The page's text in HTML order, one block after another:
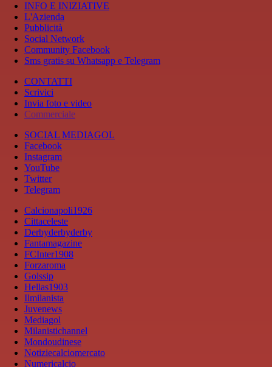
INFO E INIZIATIVE
L'Azienda
Pubblicità
Social Network
Community Facebook
Sms gratis su Whatsapp e Telegram
CONTATTI
Scrivici
Invia foto e video
Commerciale
SOCIAL MEDIAGOL
Facebook
Instagram
YouTube
Twitter
Telegram
Calcionapoli1926
Cittaceleste
Derbyderbyderby
Fantamagazine
FCInter1908
Forzaroma
Golssip
Hellas1903
Ilmilanista
Juvenews
Mediagol
Milanistichannel
Mondoudinese
Notiziecalciomercato
Numericalcio